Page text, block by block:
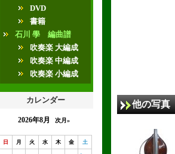
DVD
書籍
石川 學 編曲譜
吹奏楽 大編成
吹奏楽 中編成
吹奏楽 小編成
カレンダー
2026年8月 次月»
日 月 火 水 木 金 土
他の写真